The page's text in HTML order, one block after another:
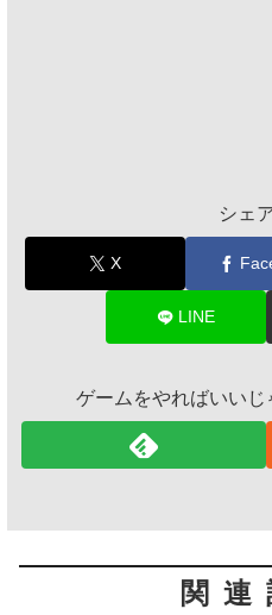
シェ
X
LINE
ゲームをやればいい
関連